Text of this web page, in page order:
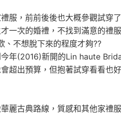
服，前前後後也大概參觀試穿
一次的婚禮，不找到滿意的禮
、不想脫下來的程度才夠??
年(2016)新開的Lin haute
超出預算，但抱著試穿看看也
麗古典路線，質感和其他家禮